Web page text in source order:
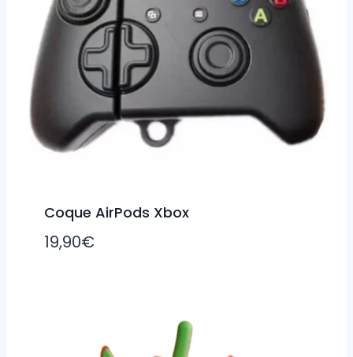
Coque AirPods Xbox
19,90€